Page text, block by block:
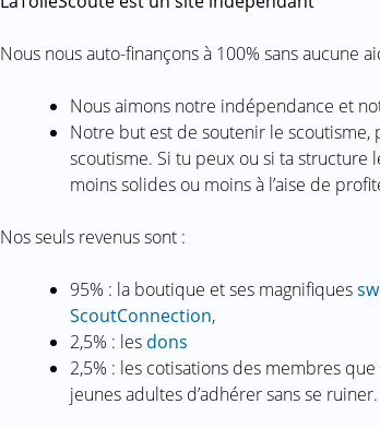
Nous nous auto-finançons à 100% sans aucune
Nous aimons notre indépendance et
Notre but est de soutenir le
scoutisme. Si tu peux ou si ta
moins solides ou moins à l’aise de
Nos seuls revenus sont :
95% : la boutique et ses magnifiques
ScoutConnection,
2,5% : les dons
2,5% : les cotisations des membres
jeunes adultes d’adhérer sans se ruiner.